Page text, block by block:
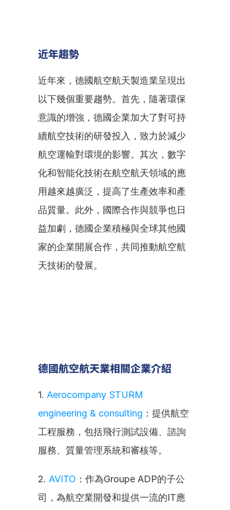
近年趨勢
近年來，德國航空航天製造業呈現出
以下幾個重要趨勢。首先，隨著環保
意識的增強，德國企業加大了對可持
續航空技術的研發投入，致力於減少
航空運輸對環境的影響。其次，數字
化和智能化技術在航空航天領域的應
用越來越廣泛，提高了生產效率和產
品質量。此外，國際合作與競爭也日
益加劇，德國企業積極與全球其他國
家的企業開展合作，共同推動航空航
天技術的發展。
德國航空航天業相關企業介紹
1. Aerocompany STURM
engineering & consulting ：提供航空
工程服務，包括飛行測試設備、諮詢
服務、質量管理系統和審核等。
2. AVITO ：作為Groupe ADP的子公
司，為航空業開發和提供一流的IT應